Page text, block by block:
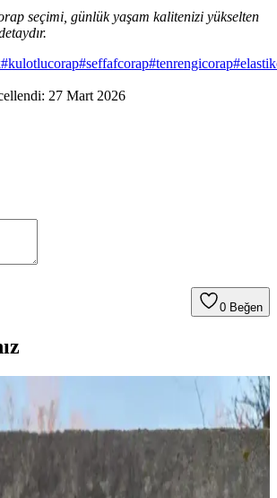
seçimi, günlük yaşam kalitenizi yükselten
#kulotlucorap#seffafcorap#tenrengicorap#
27 Mart 2026
0 Beğen
Raw Selvedge Denim: Geniş
ve Bakım Rehberi
paça raw selvedge denim pantolon olarak
yumuşar. Kesim özellikleri, manşet detayları ve
ömürlü kullanım sağlar.